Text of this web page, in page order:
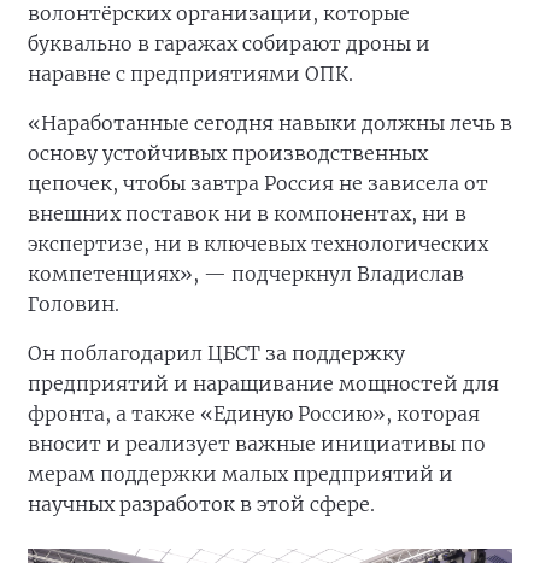
волонтёрских организации, которые
буквально в гаражах собирают дроны и
наравне с предприятиями ОПК.
«Наработанные сегодня навыки должны лечь в
основу устойчивых производственных
цепочек, чтобы завтра Россия не зависела от
внешних поставок ни в компонентах, ни в
экспертизе, ни в ключевых технологических
компетенциях», — подчеркнул Владислав
Головин.
Он поблагодарил ЦБСТ за поддержку
предприятий и наращивание мощностей для
фронта, а также «Единую Россию», которая
вносит и реализует важные инициативы по
мерам поддержки малых предприятий и
научных разработок в этой сфере.